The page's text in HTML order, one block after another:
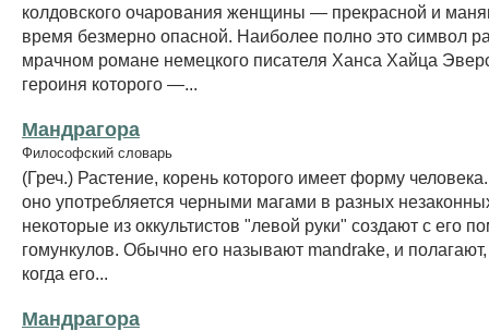
колдовского очарования женщины — прекрасной и
время безмерно опасной. Наиболее полно это символ
мрачном романе немецкого писателя Ханса Хайца
героиня которого —...
Мандрагора
Философский словарь
(Греч.) Растение, корень которого имеет форму
оно употребляется черными магами в разных
некоторые из оккультистов "левой руки" создают с его
гомункулов. Обычно его называют mandrake, и полагают,
когда его...
Мандрагора